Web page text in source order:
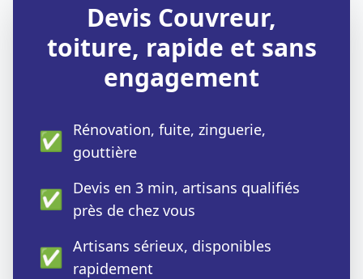
Devis Couvreur,
toiture, rapide et sans
engagement
✅ Rénovation, fuite, zinguerie,
gouttière
✅ Devis en 3 min, artisans qualifiés
près de chez vous
✅ Artisans sérieux, disponibles
rapidement